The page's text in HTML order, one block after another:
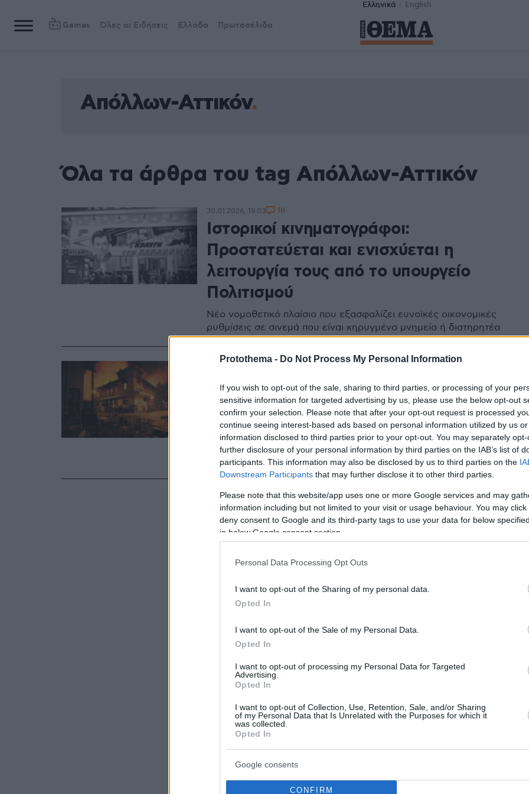
Protothema - Do Not Process My Personal Information
If you wish to opt-out of the sale, sharing to third parties, or processing of your
sensitive information for targeted advertising by us, please use the below opt-out
confirm your selection. Please note that after your opt-out request is processed
continue seeing interest-based ads based on personal information utilized by us
information disclosed to third parties prior to your opt-out. You may separately
further disclosure of your personal information by third parties on the IAB’s list of
participants. This information may also be disclosed by us to third parties on the
Downstream Participants that may further disclose it to other third parties.
Please note that this website/app uses one or more Google services and may
information including but not limited to your visit or usage behaviour. You may
deny consent to Google and its third-party tags to use your data for below
in below Google consent section.
Personal Data Processing Opt Outs
I want to opt-out of the Sharing of my personal data.
Opted In
I want to opt-out of the Sale of my Personal Data.
Opted In
I want to opt-out of processing my Personal Data for Targeted
Advertising.
Opted In
I want to opt-out of Collection, Use, Retention, Sale, and/or Sharing
of my Personal Data that Is Unrelated with the Purposes for which it
was collected.
Opted In
Google consents
CONFIRM
Ελληνικά English
Games Όλες οι Ειδήσεις Ελλάδα Πρωτοσέλιδα
Απόλλων-Αττικόν
Όλα τα άρθρα του tag Απόλλων-Αττικόν
Ιστορικοί κινηματογράφοι:
Προστατεύεται και ενισχύεται η
λειτουργία τους από το υπουργείο
Πολιτισμού
Νέο νομοθετικό πλαίσιο που εξασφαλίζει ευνοϊκές οικονομικές
ρυθμίσεις σε σινεμά που είναι κηρυγμένα μνημεία ή διατηρητέα
30.01.2026, 19:03 10
Δεκατρία χρόνια μετά: Βρέθηκε λύση
και θα ξαναγεννηθούν «Απόλλων» και
«Αττικόν»
Αντιμετωπίστηκε το ιδιοκτησιακό μετά από πολυετείς δικαστικές
διαμάχες και ενοικιάστηκε για 50 χρόνια το ακίνητο στη Σταδίου
24.09.2025, 17:48 48